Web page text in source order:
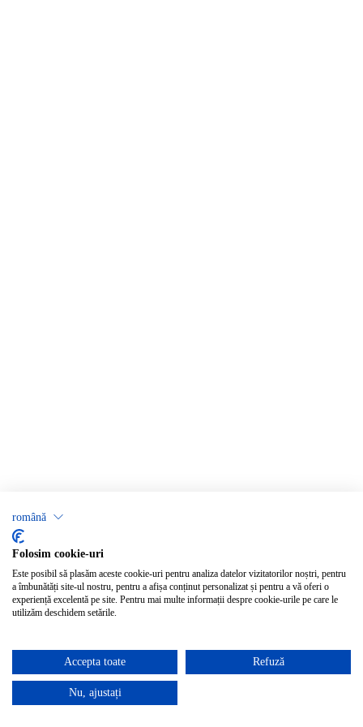
română
Folosim cookie-uri
Este posibil să plasăm aceste cookie-uri pentru analiza datelor vizitatorilor noștri, pentru
a îmbunătăți site-ul nostru, pentru a afișa conținut personalizat și pentru a vă oferi o
experiență excelentă pe site. Pentru mai multe informații despre cookie-urile pe care le
utilizăm deschidem setările.
Accepta toate Refuză
Nu, ajustați